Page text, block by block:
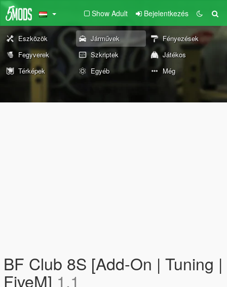
Show Adult Bejelentkezés
Eszközök Járművek
Fényezések
Fegyverek
Szkriptek
Játékos
Térképek
Egyéb Még
BF Club 8S [Add-On | Tuning |
FiveM] 1.1